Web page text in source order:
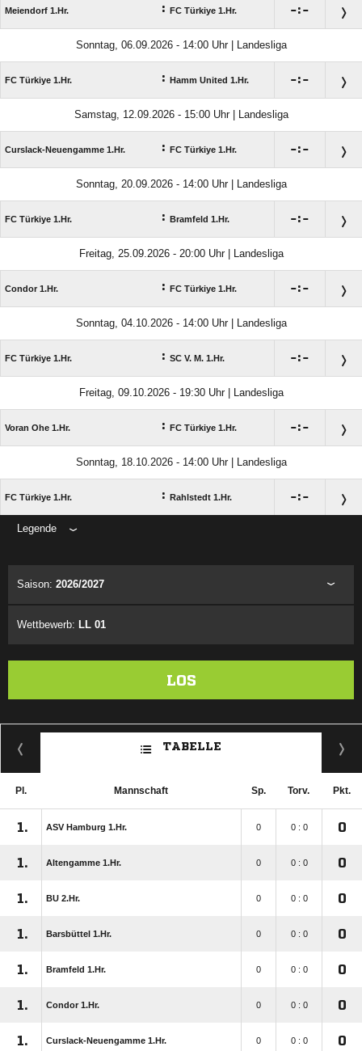
Meiendorf 1.Hr. : FC Türkiye 1.Hr. :
Sonntag, 06.09.2026 - 14:00 Uhr | Landesliga
FC Türkiye 1.Hr. : Hamm United 1.Hr. :
Samstag, 12.09.2026 - 15:00 Uhr | Landesliga
Curslack-Neuengamme 1.Hr. : FC Türkiye 1.Hr. :
Sonntag, 20.09.2026 - 14:00 Uhr | Landesliga
FC Türkiye 1.Hr. : Bramfeld 1.Hr. :
Freitag, 25.09.2026 - 20:00 Uhr | Landesliga
Condor 1.Hr. : FC Türkiye 1.Hr. :
Sonntag, 04.10.2026 - 14:00 Uhr | Landesliga
FC Türkiye 1.Hr. : SC V. M. 1.Hr. :
Freitag, 09.10.2026 - 19:30 Uhr | Landesliga
Voran Ohe 1.Hr. : FC Türkiye 1.Hr. :
Sonntag, 18.10.2026 - 14:00 Uhr | Landesliga
FC Türkiye 1.Hr. : Rahlstedt 1.Hr. :
Legende
Saison: 2026/2027
Wettbewerb: LL 01
LOS
TABELLE
Pl. Mannschaft Sp. Torv. Pkt.
1. ASV Hamburg 1.Hr. 0 0 : 0 0
1. Altengamme 1.Hr. 0 0 : 0 0
1. BU 2.Hr. 0 0 : 0 0
1. Barsbüttel 1.Hr. 0 0 : 0 0
1. Bramfeld 1.Hr. 0 0 : 0 0
1. Condor 1.Hr. 0 0 : 0 0
1. Curslack-Neuengamme 1.Hr. 0 0 : 0 0